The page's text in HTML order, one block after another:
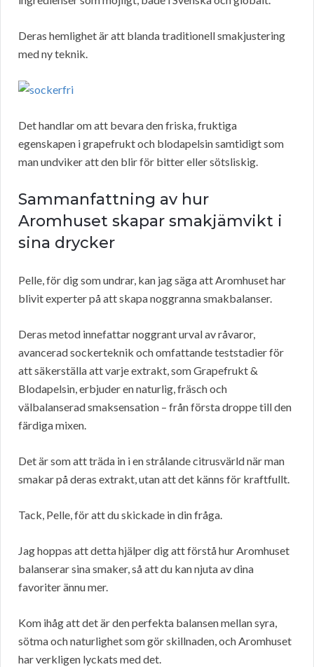
Deras hemlighet är att blanda traditionell smakjustering
med ny teknik.
Det handlar om att bevara den friska, fruktiga
egenskapen i grapefrukt och blodapelsin samtidigt som
man undviker att den blir för bitter eller sötsliskig.
Sammanfattning av hur
Aromhuset skapar smakjämvikt i
sina drycker
Pelle, för dig som undrar, kan jag säga att Aromhuset har
blivit experter på att skapa noggranna smakbalanser.
Deras metod innefattar noggrant urval av råvaror,
avancerad sockerteknik och omfattande teststadier för
att säkerställa att varje extrakt, som Grapefrukt &
Blodapelsin, erbjuder en naturlig, fräsch och
välbalanserad smaksensation – från första droppe till den
färdiga mixen.
Det är som att träda in i en strålande citrusvärld när man
smakar på deras extrakt, utan att det känns för kraftfullt.
Tack, Pelle, för att du skickade in din fråga.
Jag hoppas att detta hjälper dig att förstå hur Aromhuset
balanserar sina smaker, så att du kan njuta av dina
favoriter ännu mer.
Kom ihåg att det är den perfekta balansen mellan syra,
sötma och naturlighet som gör skillnaden, och Aromhuset
har verkligen lyckats med det.